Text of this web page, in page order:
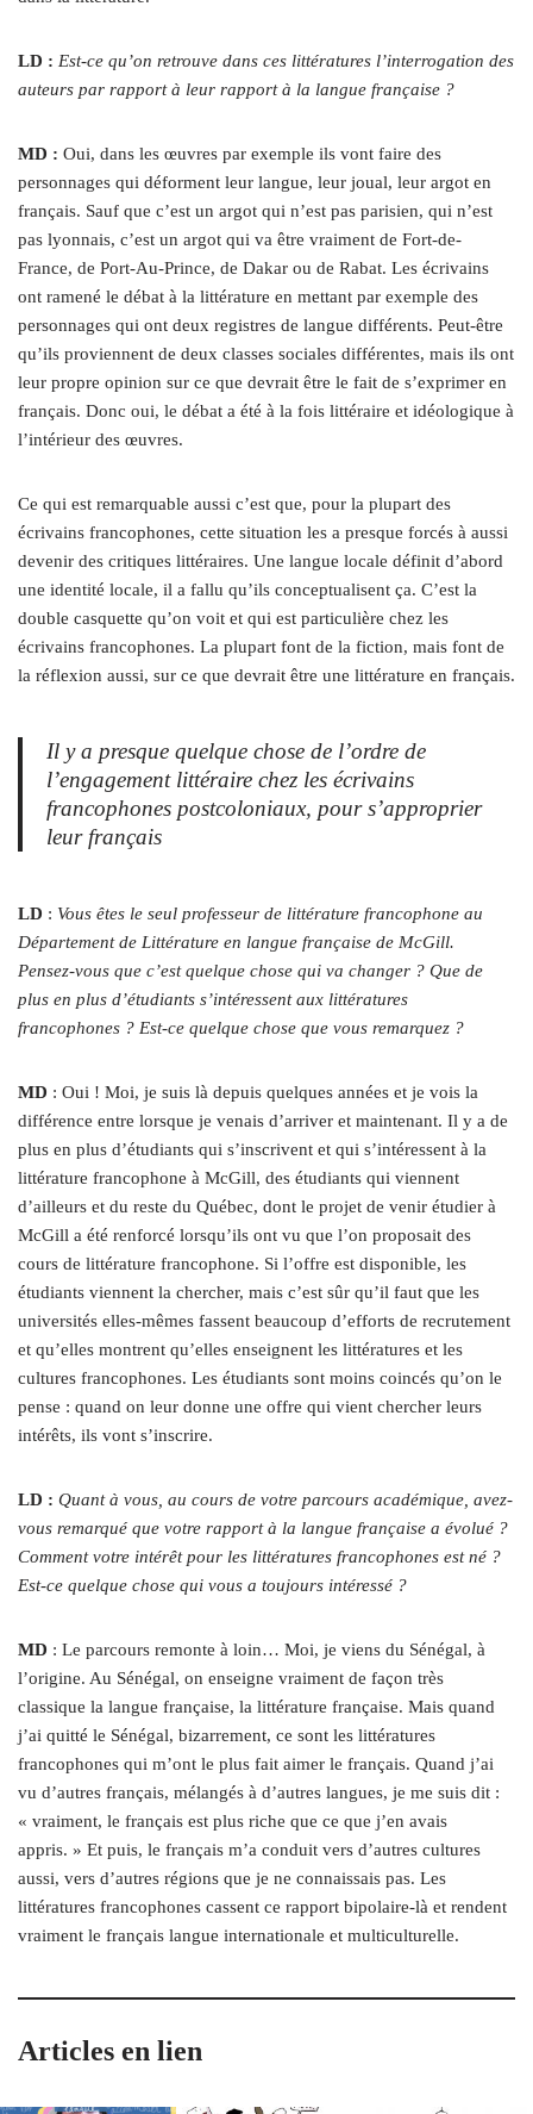
LD : Est-ce qu’on retrouve dans ces littératures l’interrogation des
auteurs par rapport à leur rapport à la langue française ?
MD : Oui, dans les œuvres par exemple ils vont faire des
personnages qui déforment leur langue, leur joual, leur argot en
français. Sauf que c’est un argot qui n’est pas parisien, qui n’est
pas lyonnais, c’est un argot qui va être vraiment de Fort-de-
France, de Port-Au-Prince, de Dakar ou de Rabat. Les écrivains
ont ramené le débat à la littérature en mettant par exemple des
personnages qui ont deux registres de langue différents. Peut-être
qu’ils proviennent de deux classes sociales différentes, mais ils ont
leur propre opinion sur ce que devrait être le fait de s’exprimer en
français. Donc oui, le débat a été à la fois littéraire et idéologique à
l’intérieur des œuvres.
Ce qui est remarquable aussi c’est que, pour la plupart des
écrivains francophones, cette situation les a presque forcés à aussi
devenir des critiques littéraires. Une langue locale définit d’abord
une identité locale, il a fallu qu’ils conceptualisent ça. C’est la
double casquette qu’on voit et qui est particulière chez les
écrivains francophones. La plupart font de la fiction, mais font de
la réflexion aussi, sur ce que devrait être une littérature en français.
Il y a presque quelque chose de l’ordre de
l’engagement littéraire chez les écrivains
francophones postcoloniaux, pour s’approprier
leur français
LD : Vous êtes le seul professeur de littérature francophone au
Département de Littérature en langue française de McGill.
Pensez-vous que c’est quelque chose qui va changer ? Que de
plus en plus d’étudiants s’intéressent aux littératures
francophones ? Est-ce quelque chose que vous remarquez ?
MD : Oui ! Moi, je suis là depuis quelques années et je vois la
différence entre lorsque je venais d’arriver et maintenant. Il y a de
plus en plus d’étudiants qui s’inscrivent et qui s’intéressent à la
littérature francophone à McGill, des étudiants qui viennent
d’ailleurs et du reste du Québec, dont le projet de venir étudier à
McGill a été renforcé lorsqu’ils ont vu que l’on proposait des
cours de littérature francophone. Si l’offre est disponible, les
étudiants viennent la chercher, mais c’est sûr qu’il faut que les
universités elles-mêmes fassent beaucoup d’efforts de recrutement
et qu’elles montrent qu’elles enseignent les littératures et les
cultures francophones. Les étudiants sont moins coincés qu’on le
pense : quand on leur donne une offre qui vient chercher leurs
intérêts, ils vont s’inscrire.
LD : Quant à vous, au cours de votre parcours académique, avez-
vous remarqué que votre rapport à la langue française a évolué ?
Comment votre intérêt pour les littératures francophones est né ?
Est-ce quelque chose qui vous a toujours intéressé ?
MD : Le parcours remonte à loin… Moi, je viens du Sénégal, à
l’origine. Au Sénégal, on enseigne vraiment de façon très
classique la langue française, la littérature française. Mais quand
j’ai quitté le Sénégal, bizarrement, ce sont les littératures
francophones qui m’ont le plus fait aimer le français. Quand j’ai
vu d’autres français, mélangés à d’autres langues, je me suis dit :
« vraiment, le français est plus riche que ce que j’en avais
appris. » Et puis, le français m’a conduit vers d’autres cultures
aussi, vers d’autres régions que je ne connaissais pas. Les
littératures francophones cassent ce rapport bipolaire-là et rendent
vraiment le français langue internationale et multiculturelle.
Articles en lien